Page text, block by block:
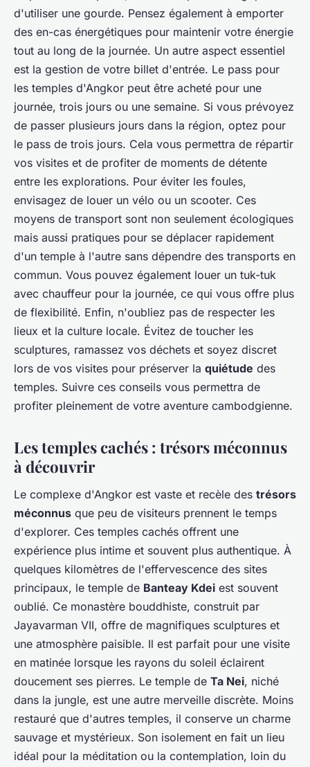
d'utiliser une gourde. Pensez également à emporter
des en-cas énergétiques pour maintenir votre énergie
tout au long de la journée. Un autre aspect essentiel
est la gestion de votre billet d'entrée. Le pass pour
les temples d'Angkor peut être acheté pour une
journée, trois jours ou une semaine. Si vous prévoyez
de passer plusieurs jours dans la région, optez pour
le pass de trois jours. Cela vous permettra de répartir
vos visites et de profiter de moments de détente
entre les explorations. Pour éviter les foules,
envisagez de louer un vélo ou un scooter. Ces
moyens de transport sont non seulement écologiques
mais aussi pratiques pour se déplacer rapidement
d'un temple à l'autre sans dépendre des transports en
commun. Vous pouvez également louer un tuk-tuk
avec chauffeur pour la journée, ce qui vous offre plus
de flexibilité. Enfin, n'oubliez pas de respecter les
lieux et la culture locale. Évitez de toucher les
sculptures, ramassez vos déchets et soyez discret
lors de vos visites pour préserver la quiétude des
temples. Suivre ces conseils vous permettra de
profiter pleinement de votre aventure cambodgienne.
Les temples cachés : trésors méconnus
à découvrir
Le complexe d'Angkor est vaste et recèle des trésors
méconnus que peu de visiteurs prennent le temps
d'explorer. Ces temples cachés offrent une
expérience plus intime et souvent plus authentique. À
quelques kilomètres de l'effervescence des sites
principaux, le temple de Banteay Kdei est souvent
oublié. Ce monastère bouddhiste, construit par
Jayavarman VII, offre de magnifiques sculptures et
une atmosphère paisible. Il est parfait pour une visite
en matinée lorsque les rayons du soleil éclairent
doucement ses pierres. Le temple de Ta Nei, niché
dans la jungle, est une autre merveille discrète. Moins
restauré que d'autres temples, il conserve un charme
sauvage et mystérieux. Son isolement en fait un lieu
idéal pour la méditation ou la contemplation, loin du